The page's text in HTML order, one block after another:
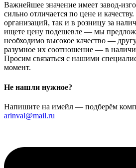
Важнейшее значение имеет завод-
сильно отличается по цене и
организаций, так и в розницу за
ищете цену подешевле — мы
необходимо высокое качество —
разумное их соотношение — в
Просим связаться с нашими
момент.
Не нашли нужное?
Напишите на имейл — подберём
arinval@mail.ru